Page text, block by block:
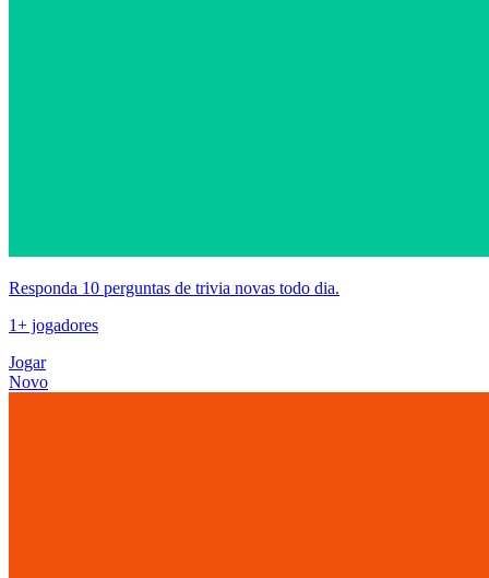
Responda 10 perguntas de trivia novas todo dia.
1+ jogadores
Jogar
Novo